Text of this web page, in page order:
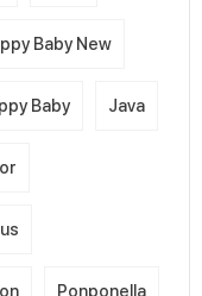
Baby New
Baby Java
Ponponella